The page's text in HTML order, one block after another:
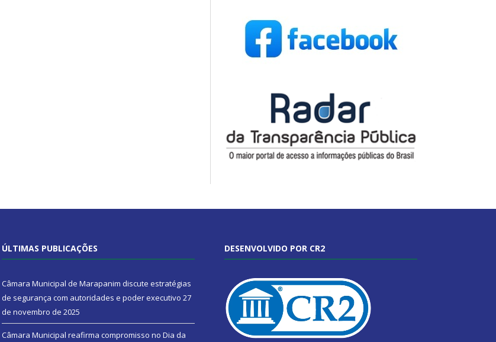
ÚLTIMAS PUBLICAÇÕES
Câmara Municipal de Marapanim discute estratégias
de segurança com autoridades e poder executivo 27
de novembro de 2025
Câmara Municipal reafirma compromisso no Dia da
DESENVOLVIDO POR CR2